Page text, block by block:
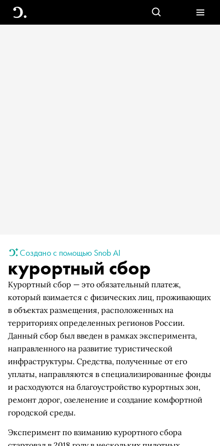
Создано с помощью Snob AI
курортный сбор
Курортный сбор — это обязательный платеж,
который взимается с физических лиц, проживающих
в объектах размещения, расположенных на
территориях определенных регионов России.
Данный сбор был введен в рамках эксперимента,
направленного на развитие туристической
инфраструктуры. Средства, полученные от его
уплаты, направляются в специализированные фонды
и расходуются на благоустройство курортных зон,
ремонт дорог, озеленение и создание комфортной
городской среды.
Эксперимент по взиманию курортного сбора